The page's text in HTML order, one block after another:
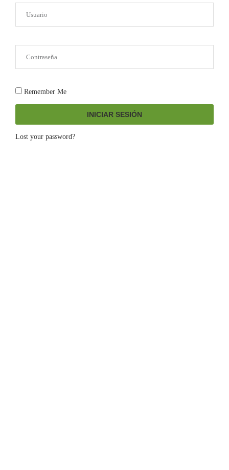
Remember Me
INICIAR SESIÓN
Lost your password?